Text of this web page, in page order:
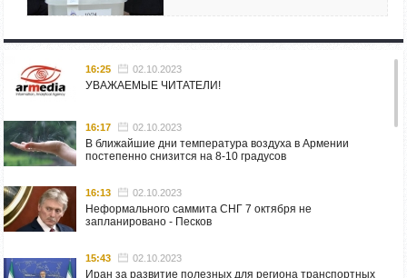
16:25 02.10.2023
УВАЖАЕМЫЕ ЧИТАТЕЛИ!
16:17 02.10.2023
В ближайшие дни температура воздуха в Армении
постепенно снизится на 8-10 градусов
16:13 02.10.2023
Неформального саммита СНГ 7 октября не
запланировано - Песков
15:43 02.10.2023
Иран за развитие полезных для региона транспортных